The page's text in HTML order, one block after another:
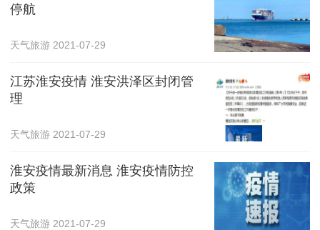
停航
天气旅游 2021-07-29
江苏淮安疫情 淮安洪泽区封闭管
理
天气旅游 2021-07-29
淮安疫情最新消息 淮安疫情防控
政策
天气旅游 2021-07-29